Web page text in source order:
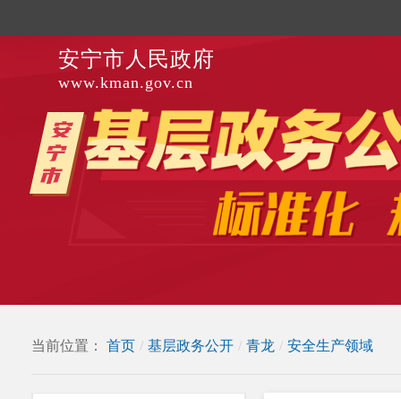
安宁市人民政府
www.kman.gov.cn
当前位置： 首页 / 基层政务公开 / 青龙 / 安全生产领域